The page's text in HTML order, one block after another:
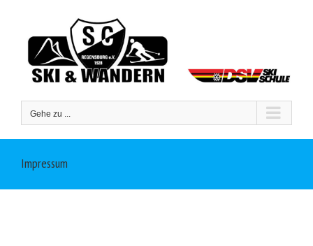
springen
Gehe zu ...
Impressum